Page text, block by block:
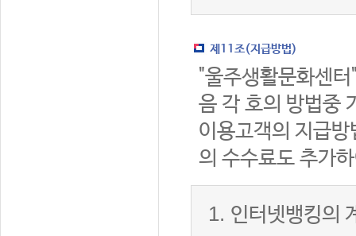
제11조(지급방법)
"울주생활문화센
음 각 호의 방법중
이용고객의 지급
의 수수료도 추가
1. 인터넷뱅킹의